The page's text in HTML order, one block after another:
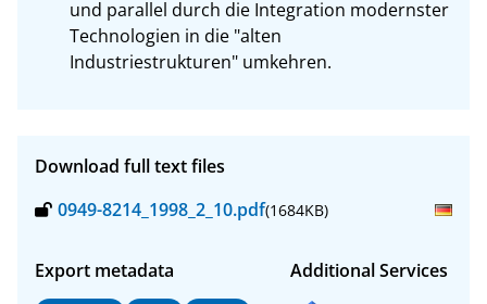
und parallel durch die Integration modernster
Technologien in die "alten
Industriestrukturen" umkehren.
Download full text files
0949-8214_1998_2_10.pdf(1684KB)
Export metadata Additional Services